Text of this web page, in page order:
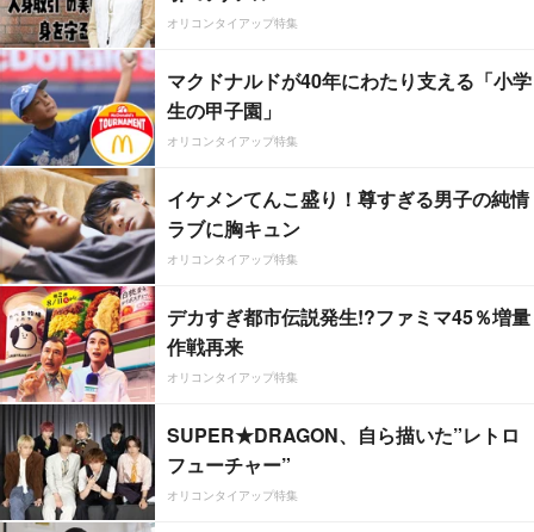
オリコンタイアップ特集
マクドナルドが40年にわたり支える「小学
生の甲子園」
オリコンタイアップ特集
イケメンてんこ盛り！尊すぎる男子の純情
ラブに胸キュン
オリコンタイアップ特集
デカすぎ都市伝説発生!?ファミマ45％増量
作戦再来
オリコンタイアップ特集
SUPER★DRAGON、自ら描いた”レトロ
フューチャー”
オリコンタイアップ特集